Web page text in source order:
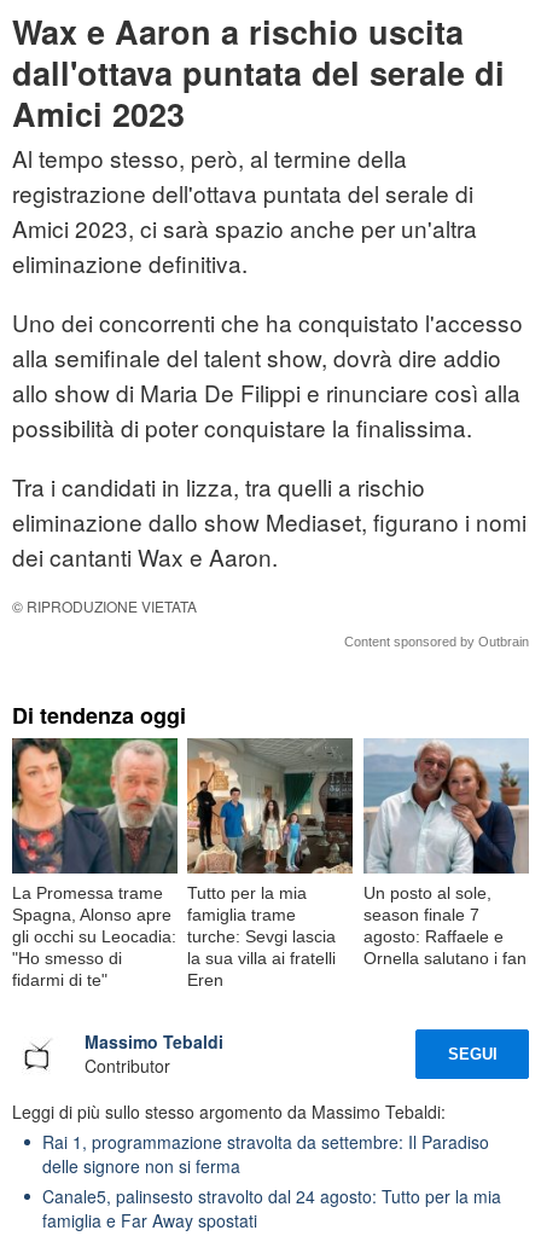
Wax e Aaron a rischio uscita
dall'ottava puntata del serale di
Amici 2023
Al tempo stesso, però, al termine della
registrazione dell'ottava puntata del serale di
Amici 2023, ci sarà spazio anche per un'altra
eliminazione definitiva.
Uno dei concorrenti che ha conquistato l'accesso
alla semifinale del talent show, dovrà dire addio
allo show di Maria De Filippi e rinunciare così alla
possibilità di poter conquistare la finalissima.
Tra i candidati in lizza, tra quelli a rischio
eliminazione dallo show Mediaset, figurano i nomi
dei cantanti Wax e Aaron.
© RIPRODUZIONE VIETATA
Content sponsored by Outbrain
Di tendenza oggi
La Promessa trame
Spagna, Alonso apre
gli occhi su Leocadia:
"Ho smesso di
fidarmi di te"
Tutto per la mia
famiglia trame
turche: Sevgi lascia
la sua villa ai fratelli
Eren
Un posto al sole,
season finale 7
agosto: Raffaele e
Ornella salutano i fan
Massimo Tebaldi
Contributor
SEGUI
Leggi di più sullo stesso argomento da Massimo Tebaldi:
Rai 1, programmazione stravolta da settembre: Il Paradiso
delle signore non si ferma
Canale5, palinsesto stravolto dal 24 agosto: Tutto per la mia
famiglia e Far Away spostati